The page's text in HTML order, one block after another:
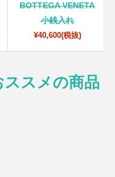
BOTTEGA VENETA
小銭入れ
¥40,600(税抜)
ススメの商品